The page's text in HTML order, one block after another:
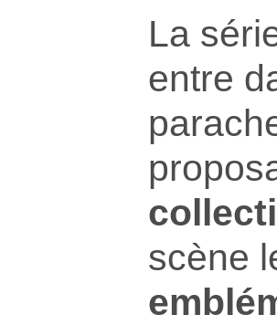
La
entre
scène